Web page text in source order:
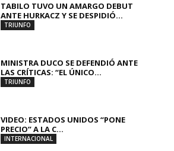
TABILO TUVO UN AMARGO DEBUT
ANTE HURKACZ Y SE DESPIDIÓ...
TRIUNFO
MINISTRA DUCO SE DEFENDIÓ ANTE
LAS CRÍTICAS: “EL ÚNICO...
TRIUNFO
VIDEO: ESTADOS UNIDOS “PONE
PRECIO” A LA C...
INTERNACIONAL